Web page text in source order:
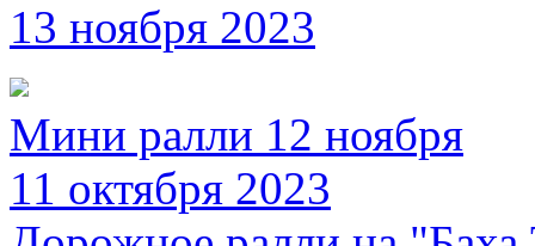
13 ноября 2023
Мини ралли 12 ноября
11 октября 2023